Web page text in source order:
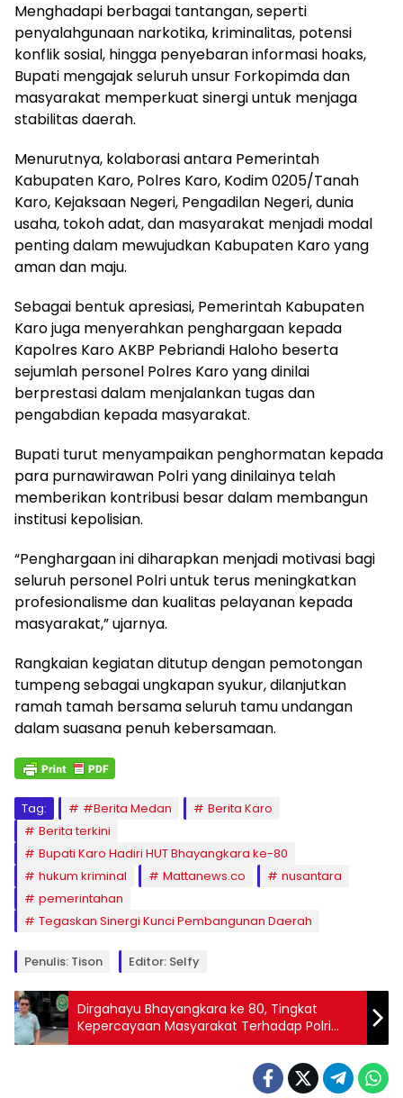
Menghadapi berbagai tantangan, seperti
penyalahgunaan narkotika, kriminalitas, potensi
konflik sosial, hingga penyebaran informasi hoaks,
Bupati mengajak seluruh unsur Forkopimda dan
masyarakat memperkuat sinergi untuk menjaga
stabilitas daerah.
Menurutnya, kolaborasi antara Pemerintah
Kabupaten Karo, Polres Karo, Kodim 0205/Tanah
Karo, Kejaksaan Negeri, Pengadilan Negeri, dunia
usaha, tokoh adat, dan masyarakat menjadi modal
penting dalam mewujudkan Kabupaten Karo yang
aman dan maju.
Sebagai bentuk apresiasi, Pemerintah Kabupaten
Karo juga menyerahkan penghargaan kepada
Kapolres Karo AKBP Pebriandi Haloho beserta
sejumlah personel Polres Karo yang dinilai
berprestasi dalam menjalankan tugas dan
pengabdian kepada masyarakat.
Bupati turut menyampaikan penghormatan kepada
para purnawirawan Polri yang dinilainya telah
memberikan kontribusi besar dalam membangun
institusi kepolisian.
“Penghargaan ini diharapkan menjadi motivasi bagi
seluruh personel Polri untuk terus meningkatkan
profesionalisme dan kualitas pelayanan kepada
masyarakat,” ujarnya.
Rangkaian kegiatan ditutup dengan pemotongan
tumpeng sebagai ungkapan syukur, dilanjutkan
ramah tamah bersama seluruh tamu undangan
dalam suasana penuh kebersamaan.
Tag: #Berita Medan
Berita Karo
Berita terkini
Bupati Karo Hadiri HUT Bhayangkara ke-80
hukum kriminal
Mattanews.co
nusantara
pemerintahan
Tegaskan Sinergi Kunci Pembangunan Daerah
Penulis: Tison Editor: Selfy
Dirgahayu Bhayangkara ke 80, Tingkat
Kepercayaan Masyarakat Terhadap Polri
Capai 82,4 Persen